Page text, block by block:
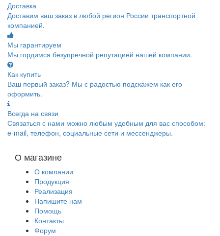
Доставка
Доставим ваш заказ в любой регион России транспортной
компанией.
Мы гарантируем
Мы гордимся безупречной репутацией нашей компании.
Как купить
Ваш первый заказ? Мы с радостью подскажем как его
оформить.
Всегда на связи
Связаться с нами можно любым удобным для вас способом:
e-mail, телефон, социальные сети и мессенджеры.
О магазине
О компании
Продукция
Реализация
Напишите нам
Помощь
Контакты
Форум